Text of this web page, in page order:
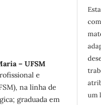
– UFSM
e
na linha de
graduada em
um